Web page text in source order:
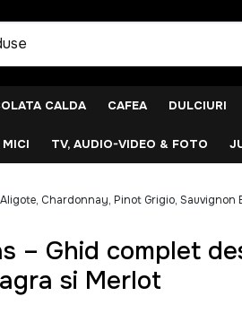
CALDA CAFEA DULCIURI
MICI TV, AUDIO-VIDEO & FOTO
Chardonnay, Pinot Grigio, Sauvignon
– Ghid complet
si Merlot